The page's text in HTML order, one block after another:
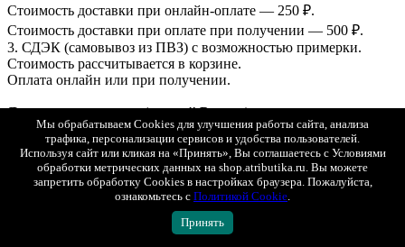
Стоимость доставки при онлайн-оплате — 250 ₽.
Стоимость доставки при оплате при получении — 500 ₽.
3. СДЭК (самовывоз из ПВЗ) с возможностью примерки.
Стоимость рассчитывается в корзине.
Оплата онлайн или при получении.
Доставка в регионы (по всей России)
1. СДЭК (ПВЗ или курьером) с возможностью примерки.
2. Почта России (первый класс).
Отправка — в течение 1–2 рабочих дней. Стоимость и сроки
рассчитываются автоматически в корзине.
Доставка в Беларусь и Казахстан
СДЭК (ПВЗ или курьером, с возможностью примерки).
Мы обрабатываем Cookies для улучшения работы сайта, анализа
трафика, персонализации сервисов и удобства пользователей.
Используя сайт или кликая на «Принять», Вы соглашаетесь с Условиями
обработки метрических данных на shop.atributika.ru. Вы можете
запретить обработку Cookies в настройках браузера. Пожалуйста,
ознакомьтесь с Политикой Cookie.
Принять